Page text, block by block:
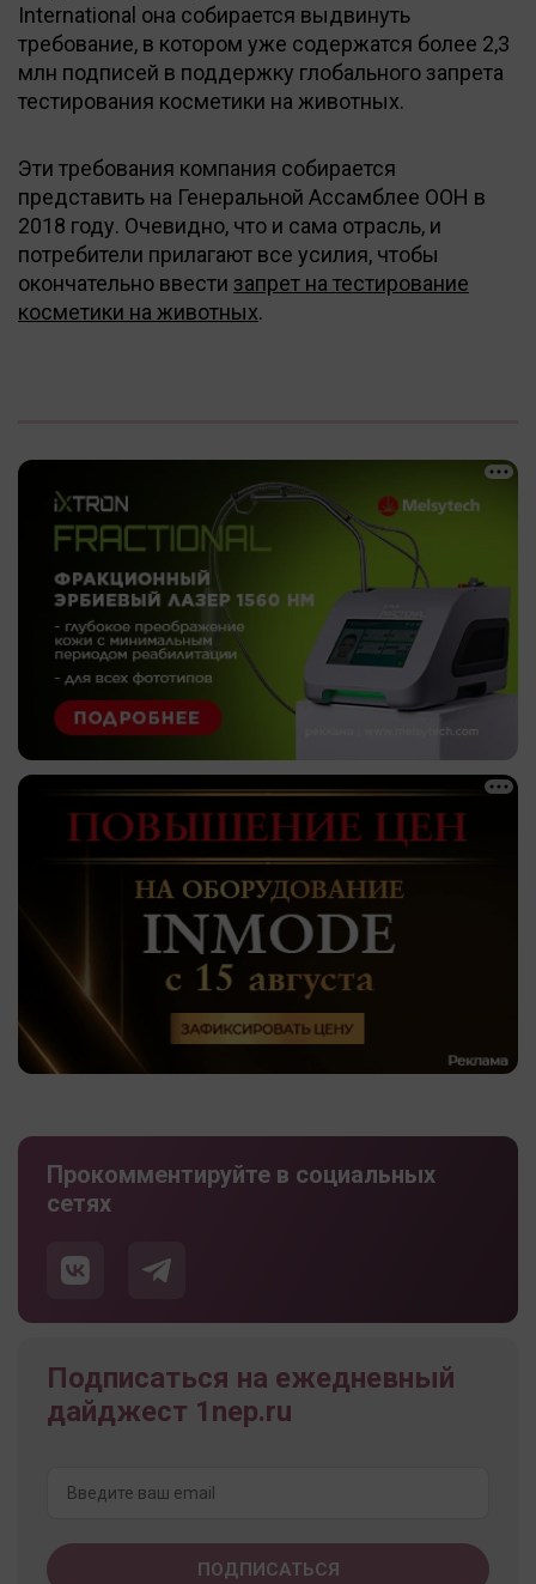
International она собирается выдвинуть
требование, в котором уже содержатся более 2,3
млн подписей в поддержку глобального запрета
тестирования косметики на животных.
Эти требования компания собирается
представить на Генеральной Ассамблее ООН в
2018 году. Очевидно, что и сама отрасль, и
потребители прилагают все усилия, чтобы
окончательно ввести запрет на тестирование
косметики на животных.
Прокомментируйте в социальных
сетях
Подписаться на ежедневный
дайджест 1nep.ru